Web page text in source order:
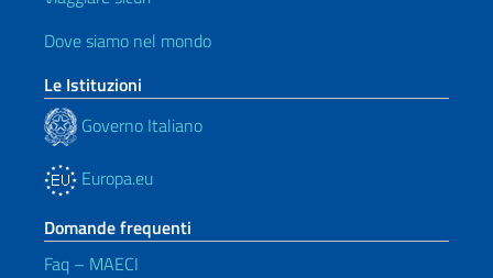
Dove siamo nel mondo
Le Istituzioni
Governo Italiano
Europa.eu
Domande frequenti
Faq – MAECI